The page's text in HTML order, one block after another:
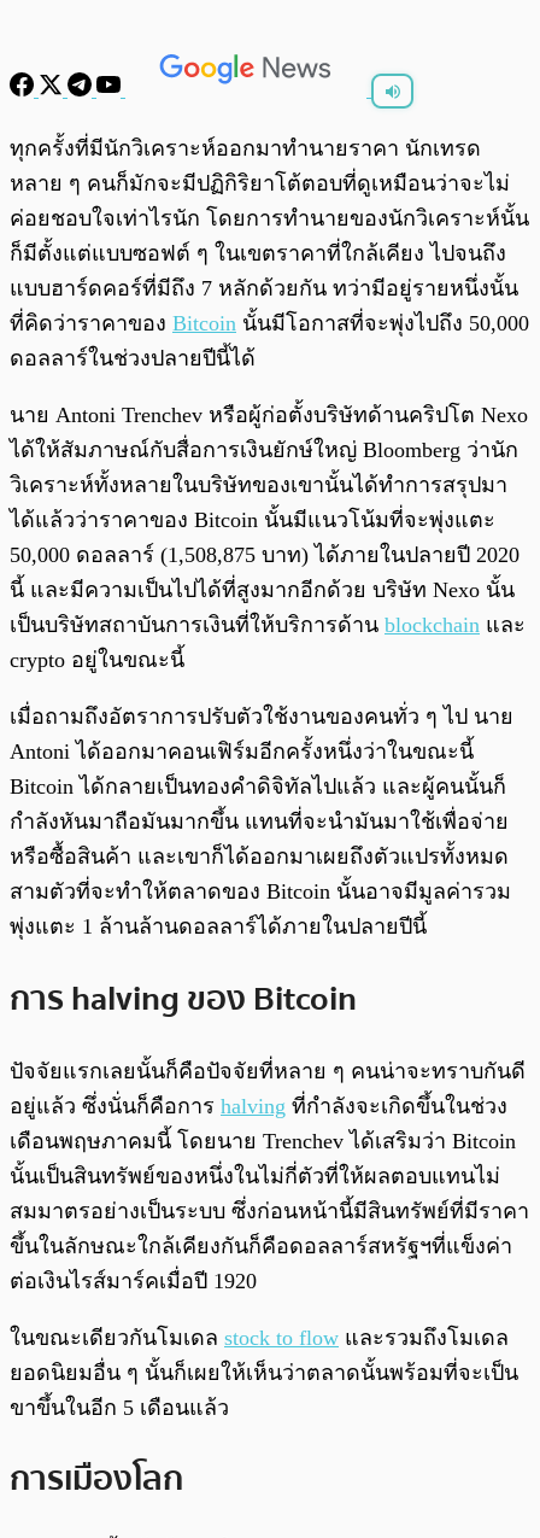
พร้อมเล่น 0:00
ทุกครั้งที่มีนักวิเคราะห์ออกมาทำนายราคา นักเทรด
หลาย ๆ คนก็มักจะมีปฏิกิริยาโต้ตอบที่ดูเหมือนว่าจะไม่
ค่อยชอบใจเท่าไรนัก โดยการทำนายของนักวิเคราะห์นั้น
ก็มีตั้งแต่แบบซอฟต์ ๆ ในเขตราคาที่ใกล้เคียง ไปจนถึง
แบบฮาร์ดคอร์ที่มีถึง 7 หลักด้วยกัน ทว่ามีอยู่รายหนึ่งนั้น
ที่คิดว่าราคาของ Bitcoin นั้นมีโอกาสที่จะพุ่งไปถึง 50,000
ดอลลาร์ในช่วงปลายปีนี้ได้
นาย Antoni Trenchev หรือผู้ก่อตั้งบริษัทด้านคริปโต Nexo
ได้ให้สัมภาษณ์กับสื่อการเงินยักษ์ใหญ่ Bloomberg ว่านัก
วิเคราะห์ทั้งหลายในบริษัทของเขานั้นได้ทำการสรุปมา
ได้แล้วว่าราคาของ Bitcoin นั้นมีแนวโน้มที่จะพุ่งแตะ
50,000 ดอลลาร์ (1,508,875 บาท) ได้ภายในปลายปี 2020
นี้ และมีความเป็นไปได้ที่สูงมากอีกด้วย บริษัท Nexo นั้น
เป็นบริษัทสถาบันการเงินที่ให้บริการด้าน blockchain และ
crypto อยู่ในขณะนี้
เมื่อถามถึงอัตราการปรับตัวใช้งานของคนทั่ว ๆ ไป นาย
Antoni ได้ออกมาคอนเฟิร์มอีกครั้งหนึ่งว่าในขณะนี้
Bitcoin ได้กลายเป็นทองคำดิจิทัลไปแล้ว และผู้คนนั้นก็
กำลังหันมาถือมันมากขึ้น แทนที่จะนำมันมาใช้เพื่อจ่าย
หรือซื้อสินค้า และเขาก็ได้ออกมาเผยถึงตัวแปรทั้งหมด
สามตัวที่จะทำให้ตลาดของ Bitcoin นั้นอาจมีมูลค่ารวม
พุ่งแตะ 1 ล้านล้านดอลลาร์ได้ภายในปลายปีนี้
การ halving ของ Bitcoin
ปัจจัยแรกเลยนั้นก็คือปัจจัยที่หลาย ๆ คนน่าจะทราบกันดี
อยู่แล้ว ซึ่งนั่นก็คือการ halving ที่กำลังจะเกิดขึ้นในช่วง
เดือนพฤษภาคมนี้ โดยนาย Trenchev ได้เสริมว่า Bitcoin
นั้นเป็นสินทรัพย์ของหนึ่งในไม่กี่ตัวที่ให้ผลตอบแทนไม่
สมมาตรอย่างเป็นระบบ ซึ่งก่อนหน้านี้มีสินทรัพย์ที่มีราคา
ขึ้นในลักษณะใกล้เคียงกันก็คือดอลลาร์สหรัฐฯที่แข็งค่า
ต่อเงินไรส์มาร์คเมื่อปี 1920
ในขณะเดียวกันโมเดล stock to flow และรวมถึงโมเดล
ยอดนิยมอื่น ๆ นั้นก็เผยให้เห็นว่าตลาดนั้นพร้อมที่จะเป็น
ขาขึ้นในอีก 5 เดือนแล้ว
การเมืองโลก